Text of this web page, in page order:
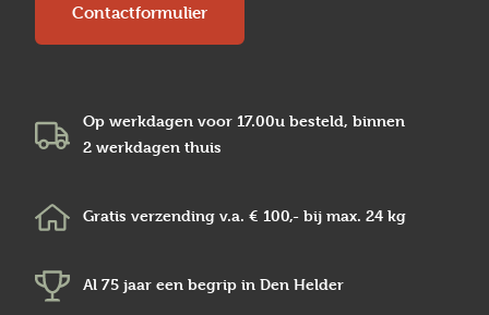
Contactformulier
Op werkdagen voor 17.00u besteld, binnen
2 werkdagen thuis
Gratis verzending v.a. € 100,- bij max. 24 kg
Al 75 jaar een begrip in Den Helder